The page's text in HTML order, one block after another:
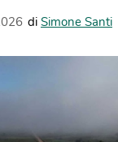
di Simone Santi